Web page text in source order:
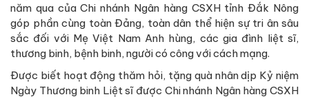
năm qua của Chi nhánh Ngân hàng CSXH tỉnh Đắk Nông
góp phần cùng toàn Đảng, toàn dân thể hiện sự tri ân sâu
sắc đối với Mẹ Việt Nam Anh hùng, các gia đình liệt sĩ,
thương binh, bệnh binh, người có công với cách mạng.
Được biết hoạt động thăm hỏi, tặng quà nhân dịp Kỷ niệm
Ngày Thương binh Liệt sĩ được Chi nhánh Ngân hàng CSXH